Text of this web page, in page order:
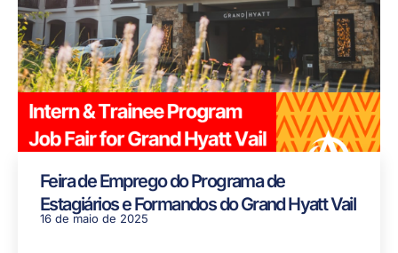
Feira de Emprego do Programa de
Estagiários e Formandos do Grand Hyatt Vail
16 de maio de 2025